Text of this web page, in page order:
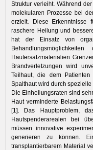
Struktur verleiht. Während
molekularen Prozesse bei
erzielt. Diese Erkenntnisse
raschere Heilung und
hat der Einsatz von
Hautersatzmaterialien
Brandverletzungen wird
Teilhaut, die dem
Spalthaut wird durch
Die Einheilungsraten sind
Haut verminderte
[1]. Das Hauptproblem,
Hautspenderarealen bei
müssen innovative
generieren zu können.
transplantierbarem Material